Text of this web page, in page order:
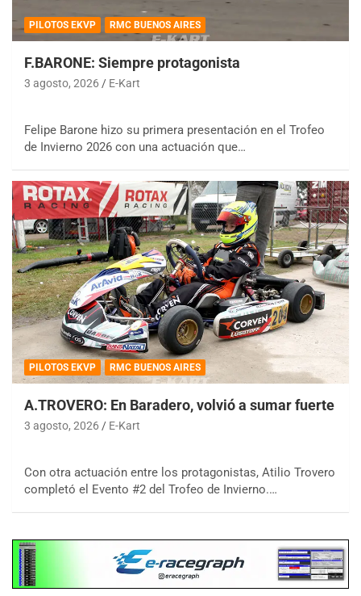
PILOTOS EKVP RMC BUENOS AIRES
F.BARONE: Siempre protagonista
3 agosto, 2026 E-Kart
Felipe Barone hizo su primera presentación en el Trofeo
de Invierno 2026 con una actuación que…
PILOTOS EKVP RMC BUENOS AIRES
A.TROVERO: En Baradero, volvió a sumar fuerte
3 agosto, 2026 E-Kart
Con otra actuación entre los protagonistas, Atilio Trovero
completó el Evento #2 del Trofeo de Invierno.…